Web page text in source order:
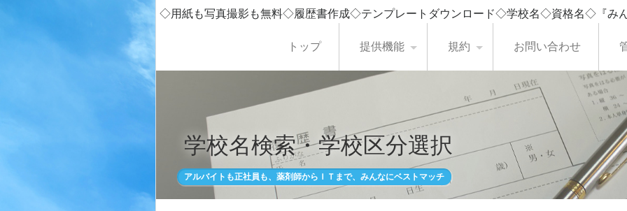
◇用紙も写真撮影も無料◇履歴書作成◇テンプレートダウンロード◇学校名◇資格名◇『み
トップ 提供機能 規約 お問い合わせ
学校名検索・学校区分選択
アルバイトも正社員も、薬剤師からＩＴまで、みんなにベストマッチ